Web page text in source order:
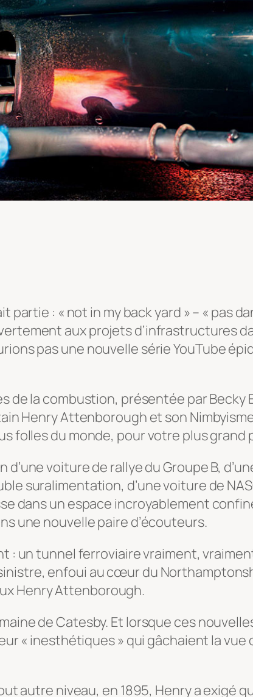
: « not in my back yard » – « pas
aux projets d’infrastructures
pas une nouvelle série YouTube
de la combustion, présentée par Becky
Henry Attenborough et son
folles du monde, pour votre plus grand
voiture de rallye du Groupe B,
suralimentation, d’une voiture de
dans un espace incroyablement
une nouvelle paire d’écouteurs.
: un tunnel ferroviaire vraiment,
enfoui au cœur du
Henry Attenborough.
de Catesby. Et lorsque ces
« inesthétiques » qui gâchaient la
autre niveau, en 1895, Henry a exigé